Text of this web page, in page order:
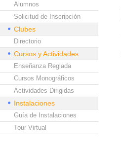
Alumnos
Solicitud de Inscripción
Clubes
Directorio
Cursos y Actividades
Enseñanza Reglada
Cursos Monográficos
Actividades Dirigidas
Instalaciones
Guía de Instalaciones
Tour Virtual